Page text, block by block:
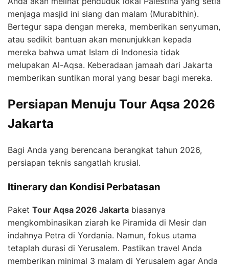
menjaga masjid ini siang dan malam (Murabithin).
Bertegur sapa dengan mereka, memberikan senyuman,
atau sedikit bantuan akan menunjukkan kepada
mereka bahwa umat Islam di Indonesia tidak
melupakan Al-Aqsa. Keberadaan jamaah dari Jakarta
memberikan suntikan moral yang besar bagi mereka.
Persiapan Menuju Tour Aqsa 2026
Jakarta
Bagi Anda yang berencana berangkat tahun 2026,
persiapan teknis sangatlah krusial.
Itinerary dan Kondisi Perbatasan
Paket Tour Aqsa 2026 Jakarta biasanya
mengkombinasikan ziarah ke Piramida di Mesir dan
indahnya Petra di Yordania. Namun, fokus utama
tetaplah durasi di Yerusalem. Pastikan travel Anda
memberikan minimal 3 malam di Yerusalem agar Anda